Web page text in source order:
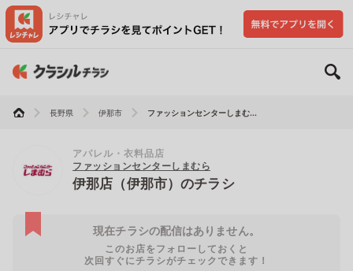
長野県 伊那市 ファッションセンターしまむ...
アパレル・衣料品店
ファッションセンターしまむら
伊那店（伊那市）のチラシ
現在チラシの配信はありません。
このお店をフォローしておくと
次回すぐにチラシがチェックできます！